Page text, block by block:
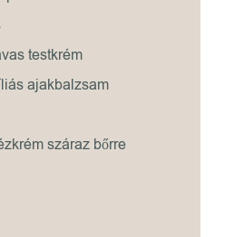
testkrém
ajakbalzsam
száraz bőrre